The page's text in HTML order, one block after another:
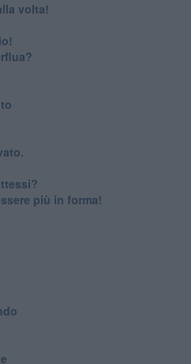
volta!
più in forma!